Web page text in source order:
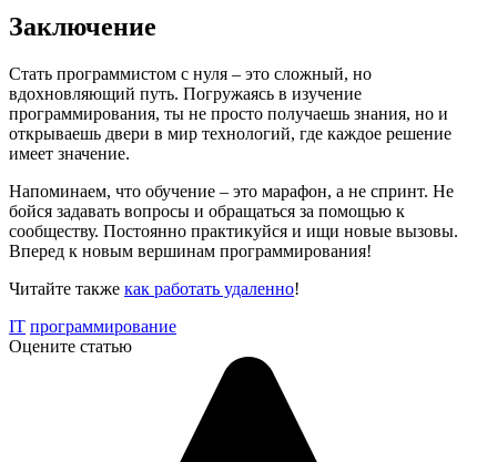
Заключение
Стать программистом с нуля – это сложный, но
вдохновляющий путь. Погружаясь в изучение
программирования, ты не просто получаешь знания, но и
открываешь двери в мир технологий, где каждое решение
имеет значение.
Напоминаем, что обучение – это марафон, а не спринт. Не
бойся задавать вопросы и обращаться за помощью к
сообществу. Постоянно практикуйся и ищи новые вызовы.
Вперед к новым вершинам программирования!
Читайте также как работать удаленно!
IT программирование
Оцените статью